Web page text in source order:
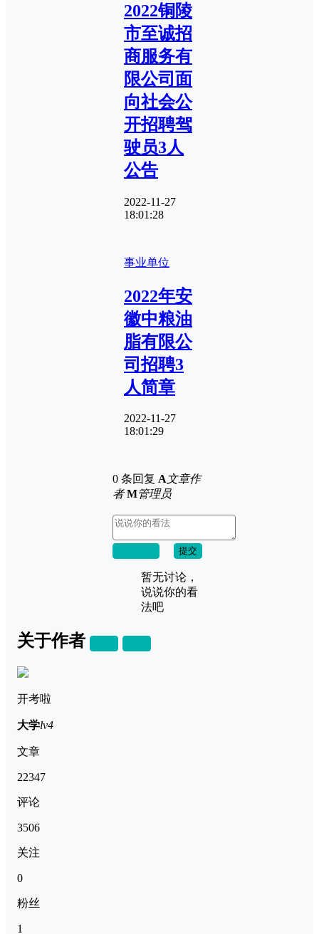
2022铜陵
市至诚招
商服务有
限公司面
向社会公
开招聘驾
驶员3人
公告
2022-11-27
18:01:28
事业单位
2022年安
徽中粮油
脂有限公
司招聘3
人简章
2022-11-27
18:01:29
0 条回复 A文章作
者 M管理员
提交
暂无讨论，
说说你的看
法吧
关于作者
开考啦
大学lv4
文章
22347
评论
3506
关注
0
粉丝
1